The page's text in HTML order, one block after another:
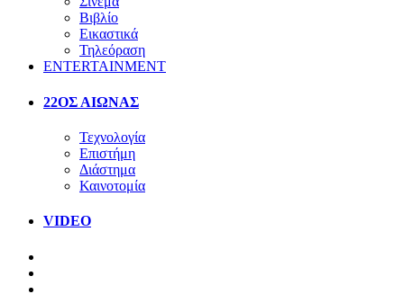
Βιβλίο
Εικαστικά
Τηλεόραση
ENTERTAINMENT
22ΟΣ ΑΙΩΝΑΣ
Τεχνολογία
Επιστήμη
Διάστημα
Καινοτομία
VIDEO